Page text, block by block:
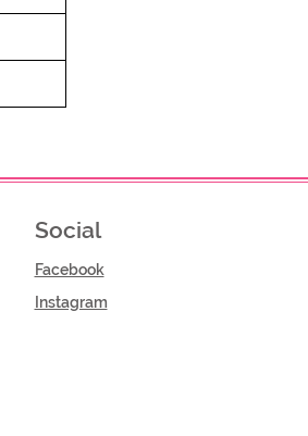
Social
Facebook
Instagram